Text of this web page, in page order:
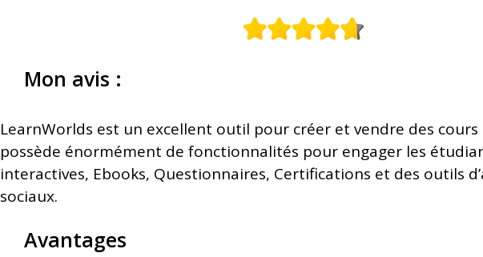
Mon avis :
LearnWorlds est un excellent outil pour créer et vendre des cours
possède énormément de fonctionnalités pour engager les
interactives, Ebooks, Questionnaires, Certifications et des outils
sociaux.
Avantages